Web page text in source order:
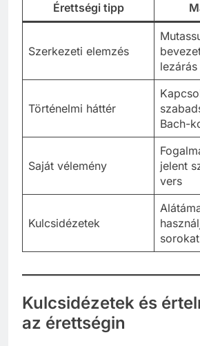
Érettségi tipp
Szerkezeti elemzés
Történelmi háttér
Bach-
Saját vélemény
jelent
vers
Kulcsidézetek
sorokat
Kulcsidézetek és
az érettségin